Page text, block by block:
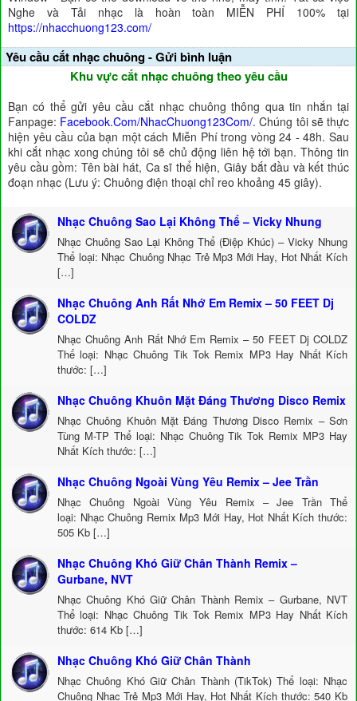
Nghe và Tải nhạc là hoàn toàn MIỄN PHÍ 100% tại
https://nhacchuong123.com/
Yêu cầu cắt nhạc chuông - Gửi bình luận
Khu vực cắt nhạc chuông theo yêu cầu
Bạn có thể gửi yêu cầu cắt nhạc chuông thông qua tin nhắn tại
Fanpage: Facebook.Com/NhacChuong123Com/. Chúng tôi sẽ thực
hiện yêu cầu của bạn một cách Miễn Phí trong vòng 24 - 48h. Sau
khi cắt nhạc xong chúng tôi sẽ chủ động liên hệ tới bạn. Thông tin
yêu cầu gồm: Tên bài hát, Ca sĩ thể hiện, Giây bắt đầu và kết thúc
đoạn nhạc (Lưu ý: Chuông điện thoại chỉ reo khoảng 45 giây).
Nhạc Chuông Sao Lại Không Thể – Vicky Nhung
Nhạc Chuông Sao Lại Không Thể (Điệp Khúc) – Vicky Nhung
Thể loại: Nhạc Chuông Nhạc Trẻ Mp3 Mới Hay, Hot Nhất Kích
[…]
Nhạc Chuông Anh Rất Nhớ Em Remix – 50 FEET Dj
COLDZ
Nhạc Chuông Anh Rất Nhớ Em Remix – 50 FEET Dj COLDZ
Thể loại: Nhạc Chuông Tik Tok Remix MP3 Hay Nhất Kích
thước: […]
Nhạc Chuông Khuôn Mặt Đáng Thương Disco Remix
Nhạc Chuông Khuôn Mặt Đáng Thương Disco Remix – Sơn
Tùng M-TP Thể loại: Nhạc Chuông Tik Tok Remix MP3 Hay
Nhất Kích thước: […]
Nhạc Chuông Ngoài Vùng Yêu Remix – Jee Trần
Nhạc Chuông Ngoài Vùng Yêu Remix – Jee Trần Thể
loại: Nhạc Chuông Remix Mp3 Mới Hay, Hot Nhất Kích thước:
505 Kb […]
Nhạc Chuông Khó Giữ Chân Thành Remix –
Gurbane, NVT
Nhạc Chuông Khó Giữ Chân Thành Remix – Gurbane, NVT
Thể loại: Nhạc Chuông Tik Tok Remix MP3 Hay Nhất Kích
thước: 614 Kb […]
Nhạc Chuông Khó Giữ Chân Thành
Nhạc Chuông Khó Giữ Chân Thành (TikTok) Thể loại: Nhạc
Chuông Nhạc Trẻ Mp3 Mới Hay, Hot Nhất Kích thước: 540 Kb